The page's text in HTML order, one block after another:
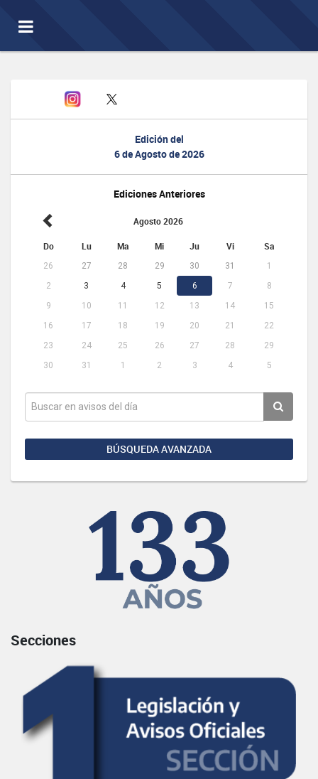
Toggle
navigation
Edición del
6 de Agosto de 2026
Ediciones Anteriores
Agosto 2026
Do Lu Ma Mi Ju Vi Sa
26 27 28 29 30 31
1
2
3 4 5 6 7
8
9
10 11 12 13 14
15
16
17 18 19 20 21
22
23
24 25 26 27 28
29
30
31 1 2 3 4 5
BÚSQUEDA AVANZADA
Secciones